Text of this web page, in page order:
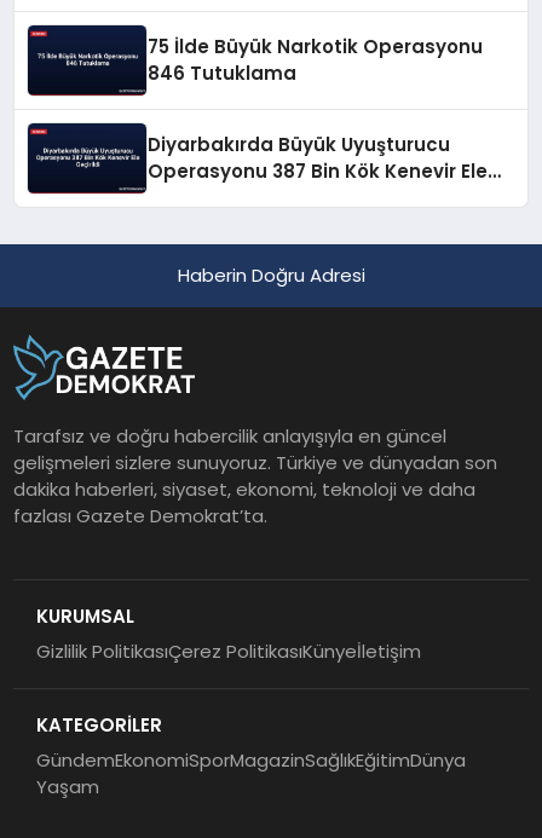
75 İlde Büyük Narkotik Operasyonu
846 Tutuklama
Diyarbakırda Büyük Uyuşturucu
Operasyonu 387 Bin Kök Kenevir Ele
Haberin Doğru Adresi
Tarafsız ve doğru habercilik anlayışıyla en güncel
gelişmeleri sizlere sunuyoruz. Türkiye ve dünyadan son
dakika haberleri, siyaset, ekonomi, teknoloji ve daha
fazlası Gazete Demokrat’ta.
KURUMSAL
Gizlilik PolitikasıÇerez PolitikasıKünyeİletişim
KATEGORİLER
GündemEkonomiSporMagazinSağlıkEğitimDünya
Yaşam